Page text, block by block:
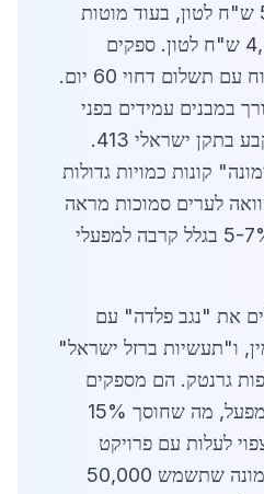
168 מ"מ עולים 5,900 ש"ח לטון, בעוד מוטות
ARM 20 מ"מ ב-4,800 ש"ח לטון. ספקים
מציעים חוזים ארוכי טווח עם תשלום דחוי 60 יום.
במבנים עמידים בפני
רעידות אדמה, כפי שנקבע בתקן ישראלי 413.
קונות כמויות גדולות
לערים סמוכות מראה
שדימונה זולה יותר ב-5-7% בגלל קרבה למפעלי
את "נגב פלדה" עם
טון זמין, ו"תעשיות ברזל ישראל"
גרנטק. הם מספקים
שירותי חיתוך וריתוך במפעל, מה שחוסך 15%
לעלות עם פרויקט
תחנת רכבת חדשה בדימונה שתשמש 50,000